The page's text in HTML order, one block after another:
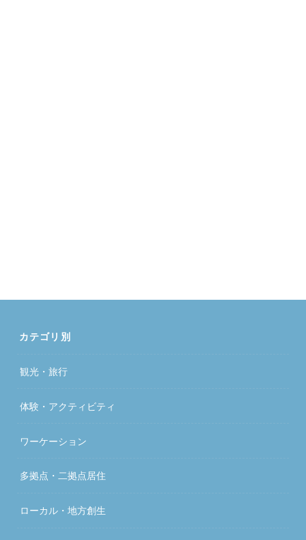
カテゴリ別
観光・旅行
体験・アクティビティ
ワーケーション
多拠点・二拠点居住
ローカル・地方創生